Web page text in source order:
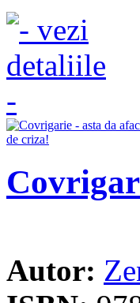
Autor: